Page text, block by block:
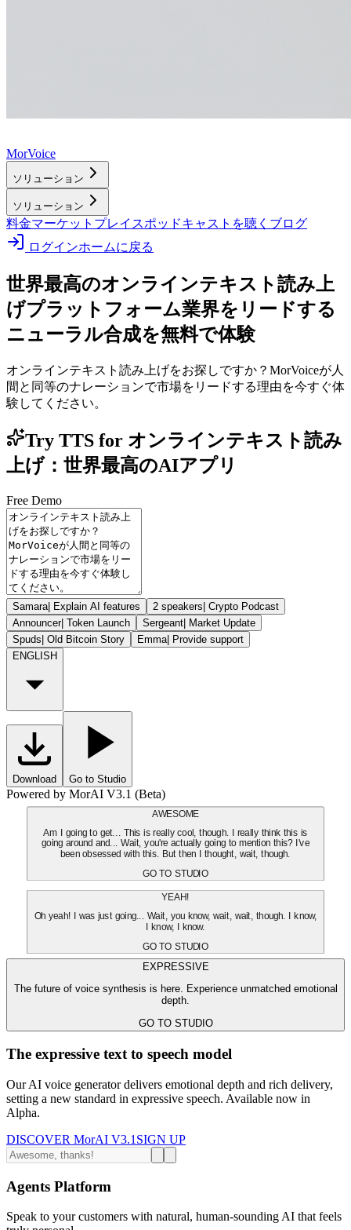
MorVoice
ソリューション
ソリューション
料金マーケットプレイスポッドキャストを聴く ブログ
ログインホームに戻る
世界最高のオンラインテキスト読み上
げプラットフォーム業界をリードする
ニューラル合成を無料で体験
オンラインテキスト読み上げをお探しですか？MorVoiceが人
間と同等のナレーションで市場をリードする理由を今すぐ体
験してください。
Try TTS for オンラインテキスト読み
上げ：世界最高のAIアプリ
Free Demo
Samara| Explain AI features 2 speakers| Crypto Podcast
Announcer| Token Launch Sergeant| Market Update
Spuds| Old Bitcoin Story Emma| Provide support
ENGLISH
Download Go to Studio
Powered by MorAI V3.1 (Beta)
AWESOME
Am I going to get... This is really cool, though. I really think this is
going around and... Wait, you're actually going to mention this? I've
been obsessed with this. But then I thought, wait, though.
GO TO STUDIO
YEAH!
Oh yeah! I was just going... Wait, you know, wait, wait, though. I know,
I know, I know.
GO TO STUDIO
EXPRESSIVE
The future of voice synthesis is here. Experience unmatched emotional
depth.
GO TO STUDIO
The expressive text to speech model
Our AI voice generator delivers emotional depth and rich delivery,
setting a new standard in expressive speech. Available now in
Alpha.
DISCOVER MorAI V3.1 SIGN UP
Agents Platform
Speak to your customers with natural, human-sounding AI that feels